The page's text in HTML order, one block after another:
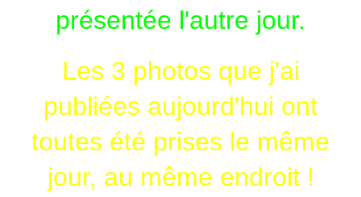
présentée l'autre jour.
Les 3 photos que j'ai
publiées aujourd'hui ont
toutes été prises le même
jour, au même endroit !